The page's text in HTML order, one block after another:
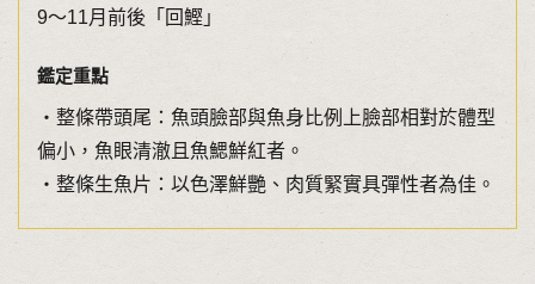
9～11月前後「回鰹」
鑑定重點
・整條帶頭尾：魚頭臉部與魚身比例上臉部相對於體型
偏小，魚眼清澈且魚鰓鮮紅者。
・整條生魚片：以色澤鮮艷、肉質緊實具彈性者為佳。